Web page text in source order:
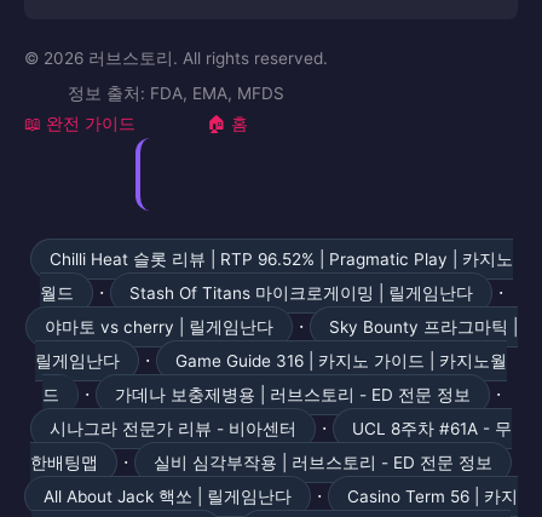
© 2026 러브스토리. All rights reserved.
정보 출처: FDA, EMA, MFDS
📖 완전 가이드 🏠 홈
Chilli Heat 슬롯 리뷰 | RTP 96.52% | Pragmatic Play | 카지노
월드
· Stash Of Titans 마이크로게이밍 | 릴게임난다 ·
야마토 vs cherry | 릴게임난다 ·
Sky Bounty 프라그마틱 |
릴게임난다
·
Game Guide 316 | 카지노 가이드 | 카지노월
드
· 가데나 보충제병용 | 러브스토리 - ED 전문 정보 ·
시나그라 전문가 리뷰 - 비아센터 ·
UCL 8주차 #61A - 무
한배팅맵
·
실비 심각부작용 | 러브스토리 - ED 전문 정보
All About Jack 핵쏘 | 릴게임난다
· Casino Term 56 | 카지